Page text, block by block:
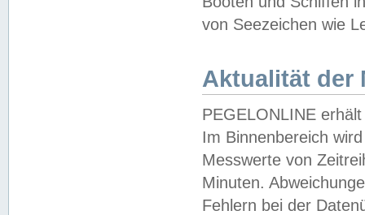
von Seezeichen wie
Aktualität der
PEGELONLINE
Im Binnenbereich
Messwerte von
Minuten.
Fehlern bei der